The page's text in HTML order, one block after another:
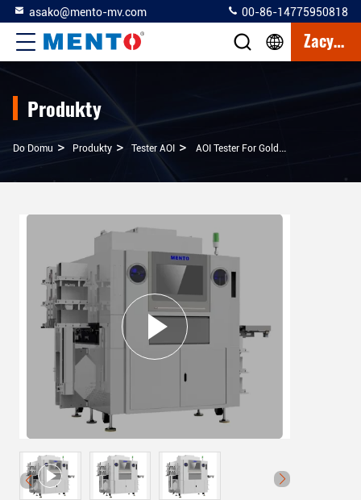
asako@mento-mv.com 00-86-14775950818
Zacytować
Produkty
Do Domu > Produkty > Tester AOI > AOI Tester For Gold Wire Testing, Chip Testing, Sensor Testing, Dual Gauge Design Approach